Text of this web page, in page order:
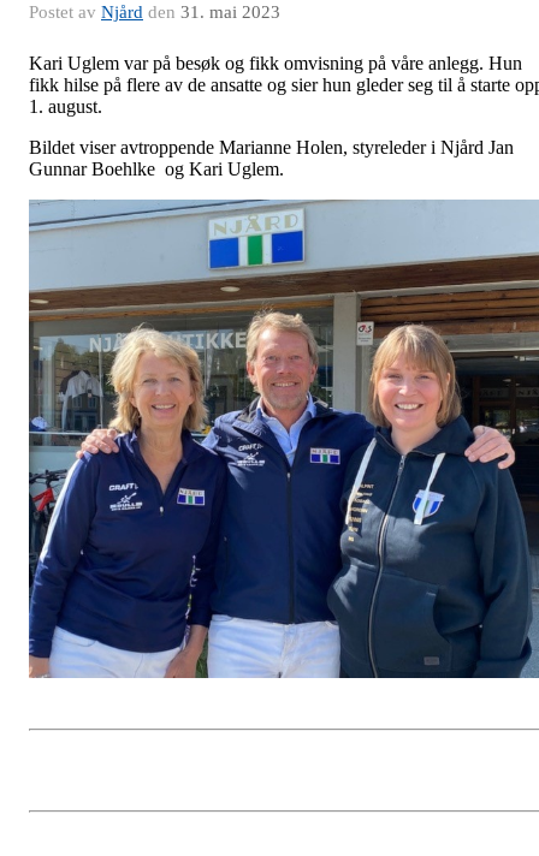
Postet av Njård den 31. mai 2023
Kari Uglem var på besøk og fikk omvisning på våre anlegg. Hun
fikk hilse på flere av de ansatte og sier hun gleder seg til å starte
1. august.
Bildet viser avtroppende Marianne Holen, styreleder i Njård Jan
Gunnar Boehlke og Kari Uglem.